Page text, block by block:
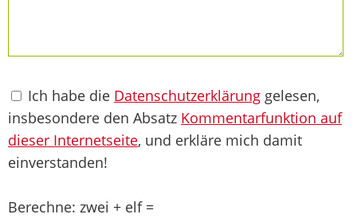
Ich habe die Datenschutzerklärung gelesen,
insbesondere den Absatz Kommentarfunktion auf
dieser Internetseite, und erkläre mich damit
einverstanden!
Berechne: zwei + elf =